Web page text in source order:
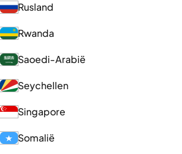
Rusland
Rwanda
Saoedi-Arabië
Seychellen
Singapore
Somalië